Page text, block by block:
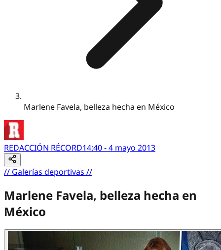
Marlene Favela, belleza hecha en México
REDACCIÓN RÉCORD14:40 - 4 mayo 2013
// Galerías deportivas //
Marlene Favela, belleza hecha en
México